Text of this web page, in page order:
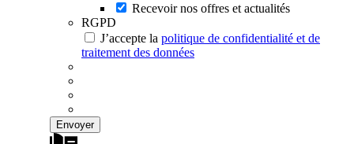
Recevoir nos offres et actualités
RGPD
J’accepte la politique de confidentialité et de
traitement des données